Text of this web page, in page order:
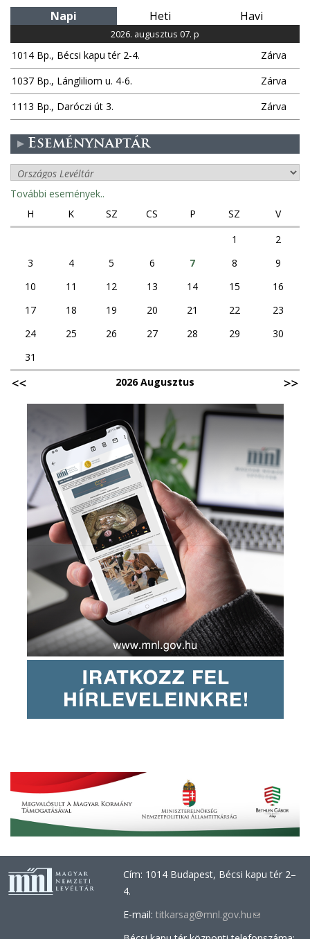
Napi Heti Havi
2026. augusztus 07. p
1014 Bp., Bécsi kapu tér 2-4.
Zárva
1037 Bp., Lángliliom u. 4-6.
Zárva
1113 Bp., Daróczi út 3.
Zárva
Eseménynaptár
További események..
H
K SZ CS P SZ
V
1
2
3
4 5 6 7 8
9
10
11 12 13 14 15
16
17
18 19 20 21 22
23
24
25 26 27 28 29
30
31
2026 Augusztus
Cím: 1014 Budapest, Bécsi kapu tér 2–
4.
E-mail:titkarsag@mnl.gov.hu(link
sends